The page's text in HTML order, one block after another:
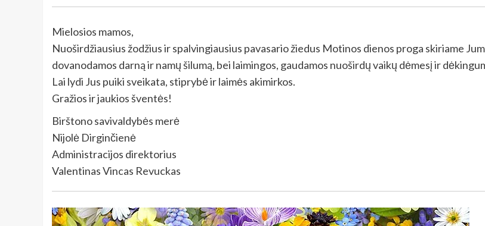
Mielosios mamos,
Nuoširdžiausius žodžius ir spalvingiausius pavasario žiedus Motinos dienos proga skiriame
dovanodamos darną ir namų šilumą, bei laimingos, gaudamos nuoširdų vaikų dėmesį ir
Lai lydi Jus puiki sveikata, stiprybė ir laimės akimirkos.
Gražios ir jaukios šventės!
Birštono savivaldybės merė
Nijolė Dirginčienė
Administracijos direktorius
Valentinas Vincas Revuckas